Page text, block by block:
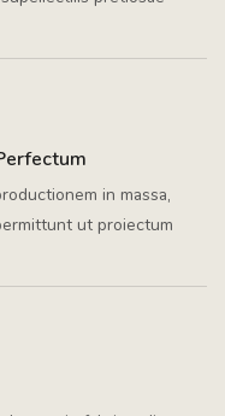
in massa,
ut proiectum